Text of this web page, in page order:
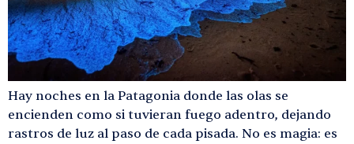
Hay noches en la Patagonia donde las olas se
encienden como si tuvieran fuego adentro, dejando
rastros de luz al paso de cada pisada. No es magia: es